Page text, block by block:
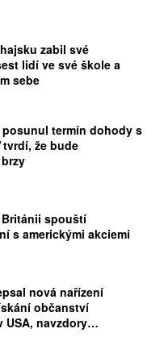
zabil své
lidí ve své škole a
sebe
posunul termín dohody s
tvrdí, že bude
spouští
s americkými akciemi
nová nařízení
občanství
USA, navzdory